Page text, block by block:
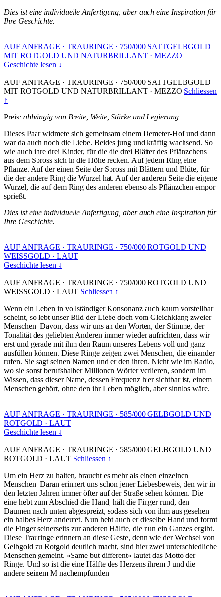
Dies ist eine individuelle Anfertigung, aber auch eine Inspiration für
Ihre Geschichte.
AUF ANFRAGE · TRAURINGE · 750/000 SATTGELBGOLD
MIT ROTGOLD UND NATURBRILLANT · MEZZO
Geschichte lesen ↓
AUF ANFRAGE · TRAURINGE · 750/000 SATTGELBGOLD
MIT ROTGOLD UND NATURBRILLANT · MEZZO Schliessen
↑
Preis: abhängig von Breite, Weite, Stärke und Legierung
Dieses Paar widmete sich gemeinsam einem Demeter-Hof und dann
war da auch noch die Liebe. Beides jung und kräftig wachsend. So
wie auch ihre drei Kinder, für die die drei Blätter des Pflänzchens
aus dem Spross sich in die Höhe recken. Auf jedem Ring eine
Pflanze. Auf der einen Seite der Spross mit Blättern und Blüte, für
die der andere Ring die Wurzel hat. Auf der anderen Seite die eigene
Wurzel, die auf dem Ring des anderen ebenso als Pflänzchen empor
sprießt.
Dies ist eine individuelle Anfertigung, aber auch eine Inspiration für
Ihre Geschichte.
AUF ANFRAGE · TRAURINGE · 750/000 ROTGOLD UND
WEISSGOLD · LAUT
Geschichte lesen ↓
AUF ANFRAGE · TRAURINGE · 750/000 ROTGOLD UND
WEISSGOLD · LAUT Schliessen ↑
Wenn ein Leben in vollständiger Konsonanz auch kaum vorstellbar
scheint, so lebt unser Bild der Liebe doch vom Gleichklang zweier
Menschen. Davon, dass wir uns an den Worten, der Stimme, der
Tonalität des geliebten Anderen immer wieder aufrichten, dass wir
erst und gerade mit ihm den Raum unseres Lebens voll und ganz
ausfüllen können. Diese Ringe zeigen zwei Menschen, die einander
rufen. Sie sagt seinen Namen und er den ihren. Nicht wie im Radio,
wo sie sonst berufshalber Millionen Wörter verlieren, sondern im
Wissen, dass dieser Name, dessen Frequenz hier sichtbar ist, einem
Menschen gehört, ohne den ihr Leben möglich, aber sinnlos wäre.
AUF ANFRAGE · TRAURINGE · 585/000 GELBGOLD UND
ROTGOLD · LAUT
Geschichte lesen ↓
AUF ANFRAGE · TRAURINGE · 585/000 GELBGOLD UND
ROTGOLD · LAUT Schliessen ↑
Um ein Herz zu halten, braucht es mehr als einen einzelnen
Menschen. Daran erinnert uns schon jener Liebesbeweis, den wir in
den letzten Jahren immer öfter auf der Straße sehen können. Die
eine hebt zum Abschied die Hand, hält die Finger rund, den
Daumen nach unten abgespreizt, sodass sich von ihm aus gesehen
ein halbes Herz andeutet. Nun hebt auch er dieselbe Hand und formt
die Finger seinerseits zur anderen Hälfte, die nun ein Ganzes ergibt.
Diese Trauringe erinnern an diese Geste, denn wie der Wechsel von
Gelbgold zu Rotgold deutlich macht, sind hier zwei unterschiedliche
Menschen gemeint. »Same but different« lautet das Motto der
Ringe. Und so ist die eine Hälfte des Herzens ihrem J und die
andere seinem M nachempfunden.